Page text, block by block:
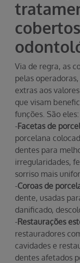
Via de regra, as
pelas
extras aos
que visam
funções. São eles:
-Facetas de
porcelana
dentes para
irregularidades,
sorriso mais
-Coroas de
dente, usadas
danificado,
-Restaurações
restauradores
cavidades e
dentes afetados